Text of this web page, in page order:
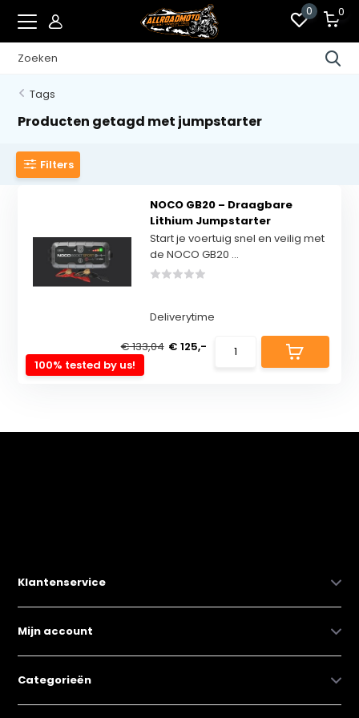
0 0
Tags
Producten getagd met jumpstarter
Filters
100% tested by us!
NOCO GB20 – Draagbare
Lithium Jumpstarter
Start je voertuig snel en veilig met
de NOCO GB20 ...
Deliverytime
€ 133,04 € 125,-
Klantenservice
Mijn account
Categorieën